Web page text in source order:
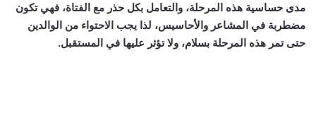
مدى حساسية هذه المرحلة، والتعامل بكل حذر مع الفتاة، فهي تكون
مضطربة في المشاعر والأحاسيس، لذا يجب الاحتواء من الوالدين
حتى تمر هذه المرحلة بسلام، ولا تؤثر عليها في المستقبل.